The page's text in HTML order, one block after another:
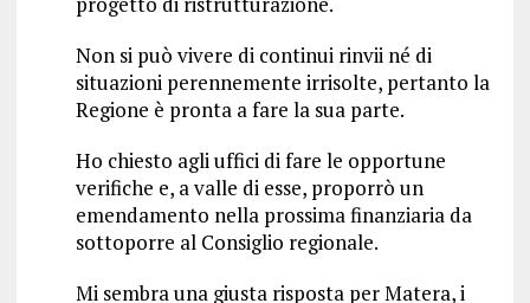
Non si può vivere di continui rinvii né di
situazioni perennemente irrisolte, pertanto la
Regione è pronta a fare la sua parte.
Ho chiesto agli uffici di fare le opportune
verifiche e, a valle di esse, proporrò un
emendamento nella prossima finanziaria da
sottoporre al Consiglio regionale.
Mi sembra una giusta risposta per Matera, i